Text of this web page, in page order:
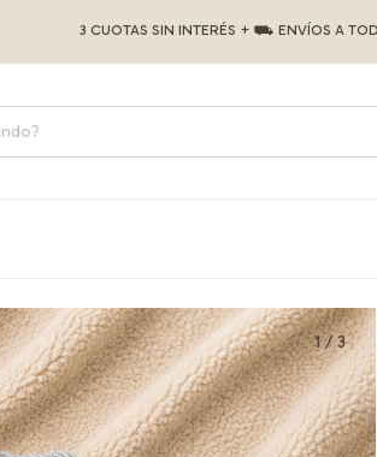
3 CUOTAS SIN INTERÉS + ⛟ ENVÍOS A
1/3